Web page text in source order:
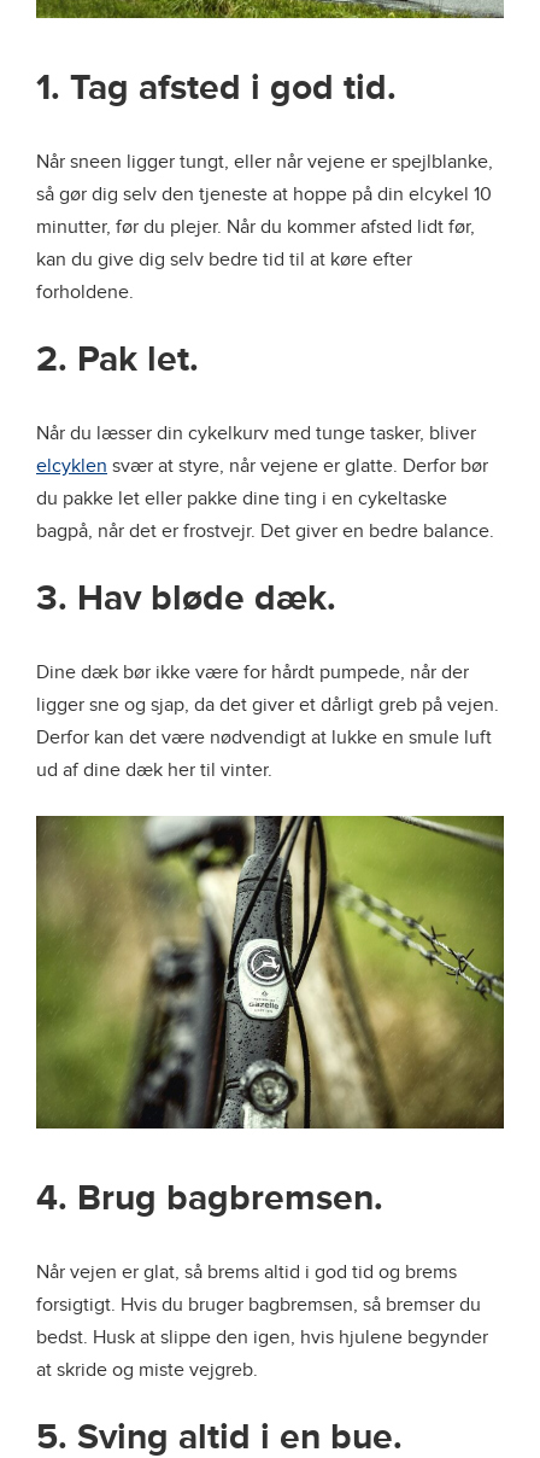
1. Tag afsted i god tid.
Når sneen ligger tungt, eller når vejene er spejlblanke,
så gør dig selv den tjeneste at hoppe på din elcykel 10
minutter, før du plejer. Når du kommer afsted lidt før,
kan du give dig selv bedre tid til at køre efter
forholdene.
2. Pak let.
Når du læsser din cykelkurv med tunge tasker, bliver
elcyklen svær at styre, når vejene er glatte. Derfor bør
du pakke let eller pakke dine ting i en cykeltaske
bagpå, når det er frostvejr. Det giver en bedre balance.
3. Hav bløde dæk.
Dine dæk bør ikke være for hårdt pumpede, når der
ligger sne og sjap, da det giver et dårligt greb på vejen.
Derfor kan det være nødvendigt at lukke en smule luft
ud af dine dæk her til vinter.
4. Brug bagbremsen.
Når vejen er glat, så brems altid i god tid og brems
forsigtigt. Hvis du bruger bagbremsen, så bremser du
bedst. Husk at slippe den igen, hvis hjulene begynder
at skride og miste vejgreb.
5. Sving altid i en bue.